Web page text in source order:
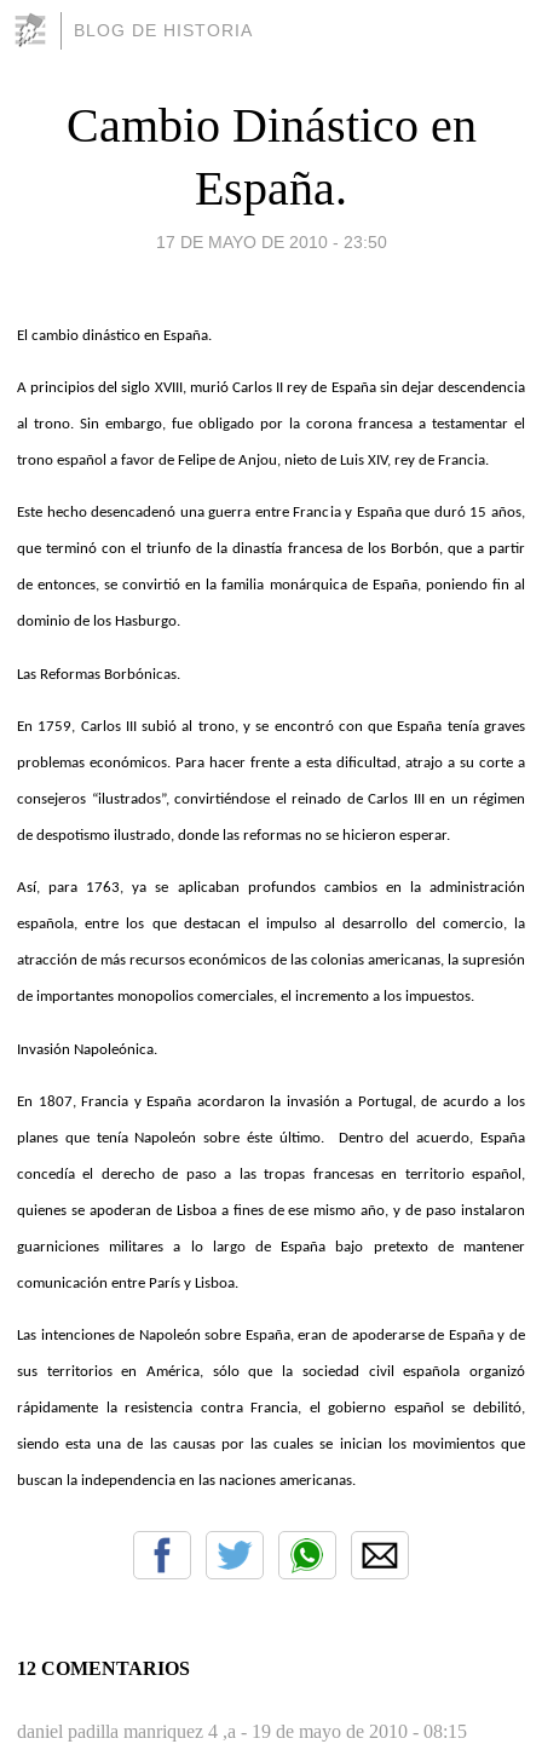
BLOG DE HISTORIA
Cambio Dinástico en
España.
17 DE MAYO DE 2010 - 23:50
El cambio dinástico en España.
A principios del siglo XVIII, murió Carlos II rey de España sin dejar descendencia
al trono. Sin embargo, fue obligado por la corona francesa a testamentar el
trono español a favor de Felipe de Anjou, nieto de Luis XIV, rey de Francia.
Este hecho desencadenó una guerra entre Francia y España que duró 15 años,
que terminó con el triunfo de la dinastía francesa de los Borbón, que a partir
de entonces, se convirtió en la familia monárquica de España, poniendo fin al
dominio de los Hasburgo.
Las Reformas Borbónicas.
En 1759, Carlos III subió al trono, y se encontró con que España tenía graves
problemas económicos. Para hacer frente a esta dificultad, atrajo a su corte a
consejeros “ilustrados”, convirtiéndose el reinado de Carlos III en un régimen
de despotismo ilustrado, donde las reformas no se hicieron esperar.
Así, para 1763, ya se aplicaban profundos cambios en la administración
española, entre los que destacan el impulso al desarrollo del comercio, la
atracción de más recursos económicos de las colonias americanas, la supresión
de importantes monopolios comerciales, el incremento a los impuestos.
Invasión Napoleónica.
En 1807, Francia y España acordaron la invasión a Portugal, de acurdo a los
planes que tenía Napoleón sobre éste último. Dentro del acuerdo, España
concedía el derecho de paso a las tropas francesas en territorio español,
quienes se apoderan de Lisboa a fines de ese mismo año, y de paso instalaron
guarniciones militares a lo largo de España bajo pretexto de mantener
comunicación entre París y Lisboa.
Las intenciones de Napoleón sobre España, eran de apoderarse de España y de
sus territorios en América, sólo que la sociedad civil española organizó
rápidamente la resistencia contra Francia, el gobierno español se debilitó,
siendo esta una de las causas por las cuales se inician los movimientos que
buscan la independencia en las naciones americanas.
12 COMENTARIOS
daniel padilla manriquez 4 ,a - 19 de mayo de 2010 - 08:15